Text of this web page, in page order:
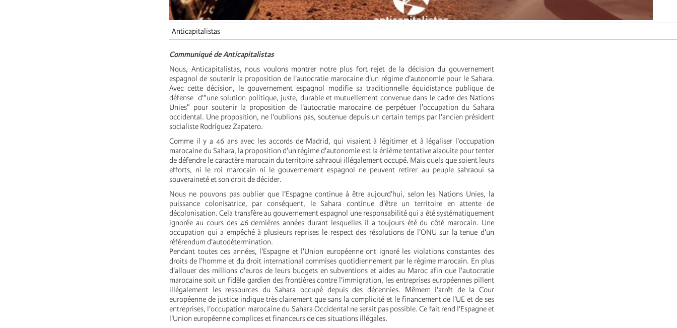
Anticapitalistas
Communiqué de Anticapitalistas
Nous, Anticapitalistas, nous voulons montrer notre plus fort rejet de la décision du gouvernement
espagnol de soutenir la proposition de l'autocratie marocaine d'un régime d'autonomie pour le Sahara.
Avec cette décision, le gouvernement espagnol modifie sa traditionnelle équidistance publique de
défense d'"une solution politique, juste, durable et mutuellement convenue dans le cadre des Nations
Unies" pour soutenir la proposition de l'autocratie marocaine de perpétuer l'occupation du Sahara
occidental. Une proposition, ne l'oublions pas, soutenue depuis un certain temps par l'ancien président
socialiste Rodríguez Zapatero.
Comme il y a 46 ans avec les accords de Madrid, qui visaient à légitimer et à légaliser l'occupation
marocaine du Sahara, la proposition d'un régime d'autonomie est la énième tentative alaouite pour tenter
de défendre le caractère marocain du territoire sahraoui illégalement occupé. Mais quels que soient leurs
efforts, ni le roi marocain ni le gouvernement espagnol ne peuvent retirer au peuple sahraoui sa
souveraineté et son droit de décider.
Nous ne pouvons pas oublier que l'Espagne continue à être aujourd'hui, selon les Nations Unies, la
puissance colonisatrice, par conséquent, le Sahara continue d'être un territoire en attente de
décolonisation. Cela transfère au gouvernement espagnol une responsabilité qui a été systématiquement
ignorée au cours des 46 dernières années durant lesquelles il a toujours été du côté marocain. Une
occupation qui a empêché à plusieurs reprises le respect des résolutions de l'ONU sur la tenue d'un
référendum d'autodétermination.
Pendant toutes ces années, l'Espagne et l'Union européenne ont ignoré les violations constantes des
droits de l'homme et du droit international commises quotidiennement par le régime marocain. En plus
d'allouer des millions d'euros de leurs budgets en subventions et aides au Maroc afin que l'autocratie
marocaine soit un fidèle gardien des frontières contre l'immigration, les entreprises européennes pillent
illégalement les ressources du Sahara occupé depuis des décennies. Mêmem l'arrêt de la Cour
européenne de justice indique très clairement que sans la complicité et le financement de l'UE et de ses
entreprises, l'occupation marocaine du Sahara Occidental ne serait pas possible. Ce fait rend l'Espagne et
l'Union européenne complices et financeurs de ces situations illégales.